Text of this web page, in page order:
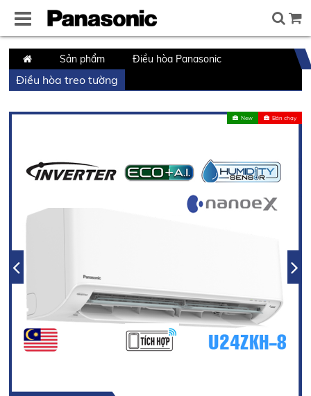
Trang
chủ
Sản phẩm Điều hòa Panasonic
Điều hòa treo tường
Bán chạy
New